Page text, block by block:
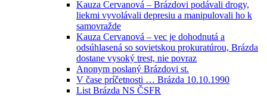
Kauza Cervanová – Brázdovi podávali drogy,
liekmi vyvolávali depresiu a manipulovali ho k
samovražde
Kauza Cervanová – vec je dohodnutá a
odsúhlasená so sovietskou prokuratúrou, Brázda
dostane vysoký trest, nie povraz
Anonym poslaný Brázdovi st.
V čase príčetnosti … Brázda 10.10.1990
List Brázda NS ČSFR